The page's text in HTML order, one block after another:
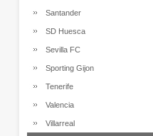
Santander
SD Huesca
Sevilla FC
Sporting Gijon
Tenerife
Valencia
Villarreal